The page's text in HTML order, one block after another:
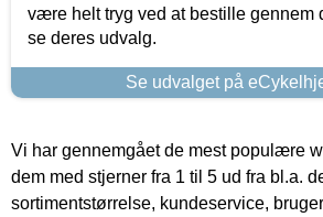
være helt tryg ved at bestille gennem
se deres udvalg.
Se udvalget på
Vi har gennemgået de mest populære
dem med stjerner fra 1 til 5 ud fra bl.a.
sortimentstørrelse, kundeservice,